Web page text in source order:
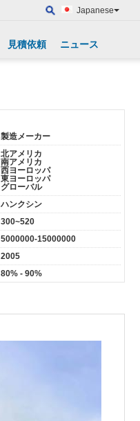
Japanese
見積依頼 ニュース
製造メーカー
北アメリカ
南アメリカ
西ヨーロッパ
東ヨーロッパ
グローバル
ハンクシン
300~520
5000000-15000000
2005
80% - 90%